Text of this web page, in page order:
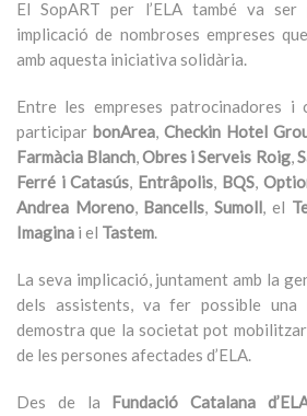
El SopART per l’ELA també va
implicació de nombroses empreses
amb aquesta iniciativa solidària.
Entre les empreses patrocinadores i
participar bonArea, Checkin Hotel
Farmàcia Blanch,Obres i Serveis Roig,
Ferré i Catasús, Entrâpolis, BQS,
Andrea Moreno, Bancells,Sumoll, el
Imagina i el Tastem.
La seva implicació, juntament amb la
dels assistents, va fer possible
demostra que la societat pot
de les persones afectades d’ELA.
Des de la Fundació Catalana